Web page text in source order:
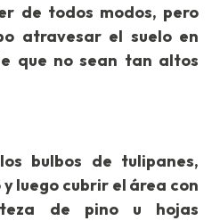
de todos modos, pero
atravesar el suelo en
que no sean tan altos
bulbos de tulipanes,
luego cubrir el área con
de pino u hojas